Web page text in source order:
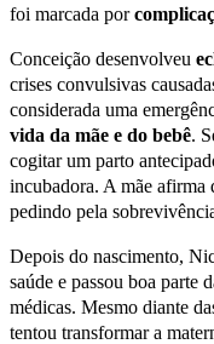
foi marcada por
Conceição desenvolveu
crises convulsivas
considerada uma
vida da mãe e do bebê.
cogitar um parto
incubadora. A mãe afirma
pedindo pela
Depois do nascimento,
saúde e passou boa parte
médicas. Mesmo diante
tentou transformar a